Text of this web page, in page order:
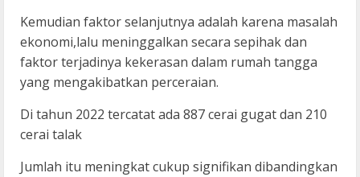
Kemudian faktor selanjutnya adalah karena masalah
ekonomi,lalu meninggalkan secara sepihak dan
faktor terjadinya kekerasan dalam rumah tangga
yang mengakibatkan perceraian.
Di tahun 2022 tercatat ada 887 cerai gugat dan 210
cerai talak
Jumlah itu meningkat cukup signifikan dibandingkan